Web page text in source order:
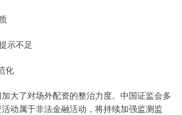
示不足
化
大了对场外配资的整治力度。中国证监会多
动属于非法金融活动，将持续加强监测监